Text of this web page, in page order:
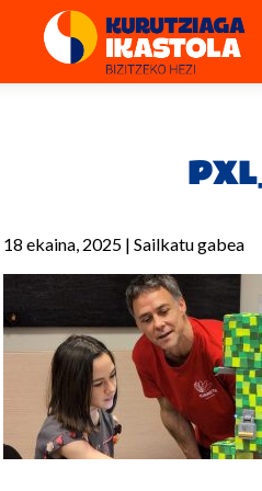
18 ekaina, 2025 | Sailkatu gabea